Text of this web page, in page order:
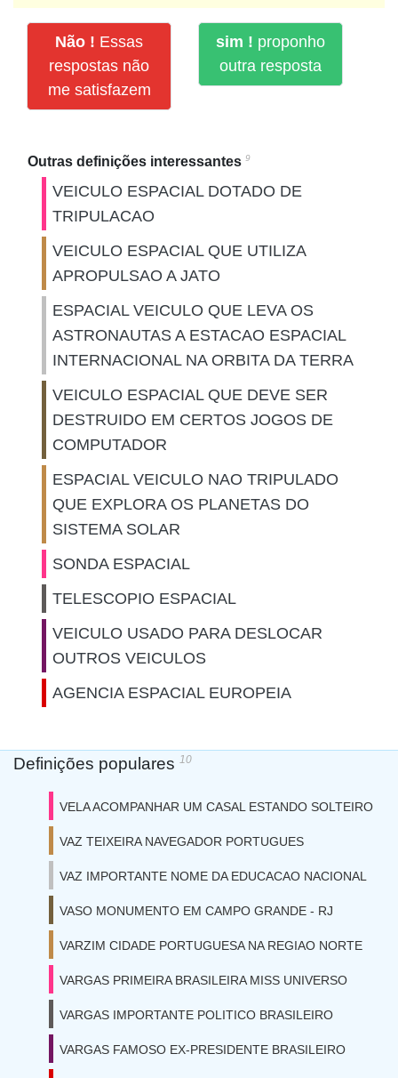
Não ! Essas
respostas não
me satisfazem
sim ! proponho
outra resposta
Outras definições interessantes 9
VEICULO ESPACIAL DOTADO DE
TRIPULACAO
VEICULO ESPACIAL QUE UTILIZA
APROPULSAO A JATO
ESPACIAL VEICULO QUE LEVA OS
ASTRONAUTAS A ESTACAO ESPACIAL
INTERNACIONAL NA ORBITA DA TERRA
VEICULO ESPACIAL QUE DEVE SER
DESTRUIDO EM CERTOS JOGOS DE
COMPUTADOR
ESPACIAL VEICULO NAO TRIPULADO
QUE EXPLORA OS PLANETAS DO
SISTEMA SOLAR
SONDA ESPACIAL
TELESCOPIO ESPACIAL
VEICULO USADO PARA DESLOCAR
OUTROS VEICULOS
AGENCIA ESPACIAL EUROPEIA
Definições populares 10
VELA ACOMPANHAR UM CASAL ESTANDO SOLTEIRO
VAZ TEIXEIRA NAVEGADOR PORTUGUES
VAZ IMPORTANTE NOME DA EDUCACAO NACIONAL
VASO MONUMENTO EM CAMPO GRANDE - RJ
VARZIM CIDADE PORTUGUESA NA REGIAO NORTE
VARGAS PRIMEIRA BRASILEIRA MISS UNIVERSO
VARGAS IMPORTANTE POLITICO BRASILEIRO
VARGAS FAMOSO EX-PRESIDENTE BRASILEIRO